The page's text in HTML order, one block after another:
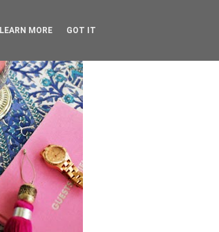
LEARN MORE GOT IT